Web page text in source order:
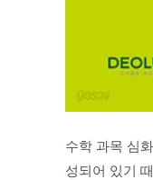
수학 과목 심
성되어 있기